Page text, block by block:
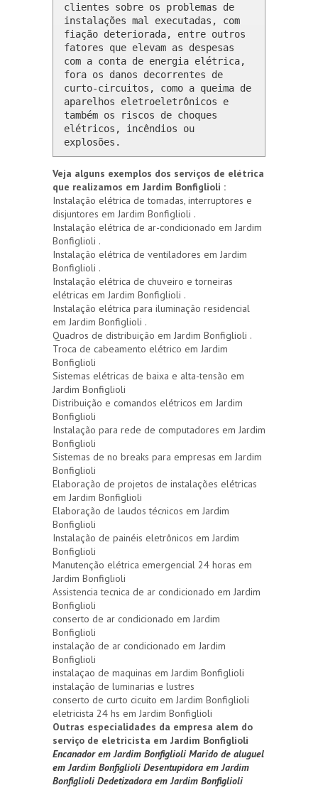
clientes sobre os problemas de
instalações mal executadas, com
fiação deteriorada, entre outros
fatores que elevam as despesas
com a conta de energia elétrica,
fora os danos decorrentes de
curto-circuitos, como a queima de
aparelhos eletroeletrônicos e
também os riscos de choques
elétricos, incêndios ou
explosões.
Veja alguns exemplos dos serviços de elétrica
que realizamos em Jardim Bonfiglioli :
Instalação elétrica de tomadas, interruptores e
disjuntores em Jardim Bonfiglioli .
Instalação elétrica de ar-condicionado em Jardim
Bonfiglioli .
Instalação elétrica de ventiladores em Jardim
Bonfiglioli .
Instalação elétrica de chuveiro e torneiras
elétricas em Jardim Bonfiglioli .
Instalação elétrica para iluminação residencial
em Jardim Bonfiglioli .
Quadros de distribuição em Jardim Bonfiglioli .
Troca de cabeamento elétrico em Jardim
Bonfiglioli
Sistemas elétricas de baixa e alta-tensão em
Jardim Bonfiglioli
Distribuição e comandos elétricos em Jardim
Bonfiglioli
Instalação para rede de computadores em Jardim
Bonfiglioli
Sistemas de no breaks para empresas em Jardim
Bonfiglioli
Elaboração de projetos de instalações elétricas
em Jardim Bonfiglioli
Elaboração de laudos técnicos em Jardim
Bonfiglioli
Instalação de painéis eletrônicos em Jardim
Bonfiglioli
Manutenção elétrica emergencial 24 horas em
Jardim Bonfiglioli
Assistencia tecnica de ar condicionado em Jardim
Bonfiglioli
conserto de ar condicionado em Jardim
Bonfiglioli
instalação de ar condicionado em Jardim
Bonfiglioli
instalaçao de maquinas em Jardim Bonfiglioli
instalação de luminarias e lustres
conserto de curto cicuito em Jardim Bonfiglioli
eletricista 24 hs em Jardim Bonfiglioli
Outras especialidades da empresa alem do
serviço de eletricista em Jardim Bonfiglioli
Encanador em Jardim BonfiglioliMarido de aluguel
em Jardim BonfiglioliDesentupidora em Jardim
BonfiglioliDedetizadora em Jardim Bonfiglioli